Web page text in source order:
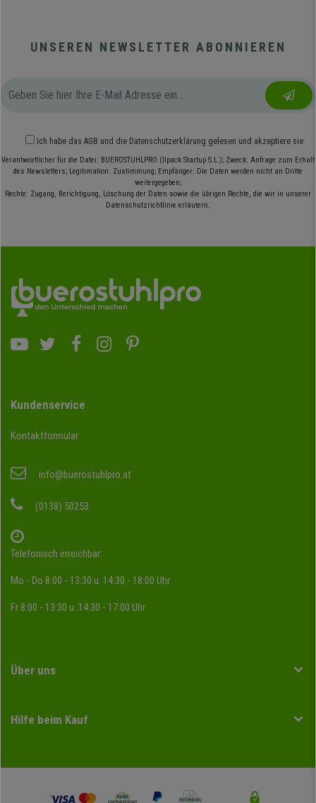
UNSEREN NEWSLETTER ABONNIEREN
Ich habe das AGB und die Datenschutzerklärung gelesen und akzeptiere sie.
Verantwortlicher für die Datei: BUEROSTUHLPRO (Ilpack Startup S.L.); Zweck: Anfrage zum Erhalt
des Newsletters; Legitimation: Zustimmung; Empfänger: Die Daten werden nicht an Dritte
weitergegeben;
Rechte: Zugang, Berichtigung, Löschung der Daten sowie die übrigen Rechte, die wir in unserer
Datenschutzrichtlinie erläutern.
Kundenservice
Kontaktformular
info@buerostuhlpro.at
(0138) 50253
Telefonisch erreichbar:
Mo - Do 8:00 - 13:30 u. 14:30 - 18:00 Uhr
Fr 8:00 - 13:30 u. 14:30 - 17:00 Uhr
Über uns
Hilfe beim Kauf